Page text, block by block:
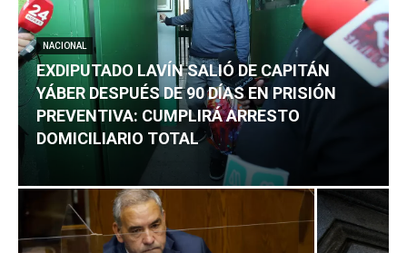
NACIONAL
EXDIPUTADO LAVÍN SALIÓ DE CAPITÁN
YÁBER DESPUÉS DE 90 DÍAS EN PRISIÓN
PREVENTIVA: CUMPLIRÁ ARRESTO
DOMICILIARIO TOTAL